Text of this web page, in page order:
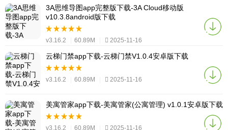
3A思维导图app完整版下载-3A Cloud移动版
v10.3.8android版下载
v3.16.2 60.89M 2025-11-16
云梯门禁app下载-云梯门禁V1.0.4安卓版下载
v3.16.2 60.89M 2025-11-16
美寓管家app下载-美寓管家(公寓管理) v1.0.1安卓版下载
v3.16.2 60.89M 2025-11-16